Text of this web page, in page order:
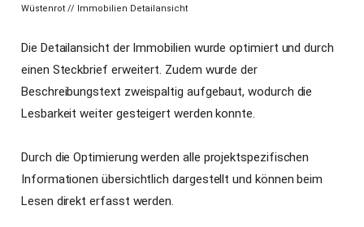
Wüstenrot // Immobilien Detailansicht
Die Detailansicht der Immobilien wurde optimiert und durch
einen Steckbrief erweitert. Zudem wurde der
Beschreibungstext zweispaltig aufgebaut, wodurch die
Lesbarkeit weiter gesteigert werden konnte.
Durch die Optimierung werden alle projektspezifischen
Informationen übersichtlich dargestellt und können beim
Lesen direkt erfasst werden.